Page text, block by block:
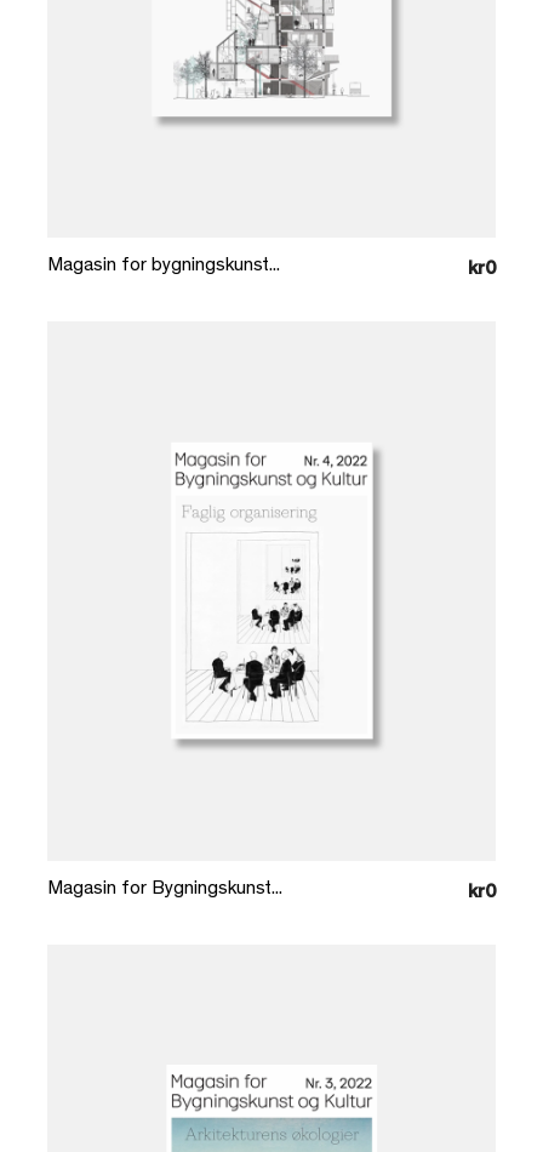
Magasin for bygningskunst... kr0
Magasin for Bygningskunst... kr0